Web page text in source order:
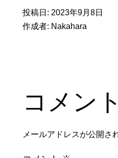
投稿日: 2023年9月8日
作成者: Nakahara
コメン
メールアドレスが公開さ